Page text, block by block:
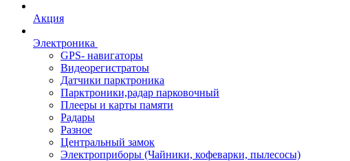
Акция
Электроника
GPS- навигаторы
Видеорегистратоы
Датчики парктроника
Парктроники,радар парковочный
Плееры и карты памяти
Радары
Разное
Центральный замок
Электроприборы (Чайники, кофеварки, пылесосы)